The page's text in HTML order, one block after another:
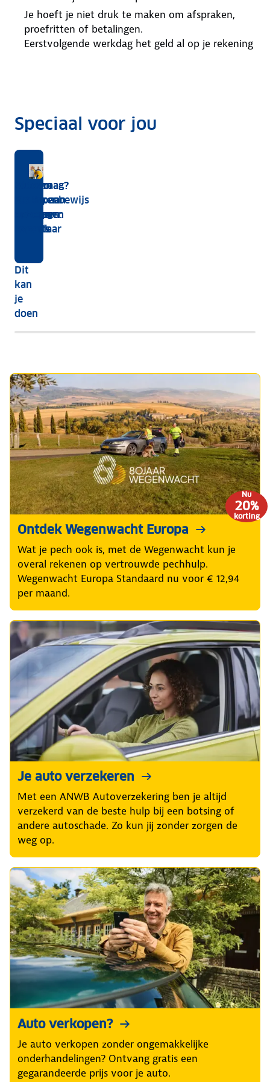
Je hoeft je niet druk te maken om afspraken,
proefritten of betalingen.
Eerstvolgende werkdag het geld al op je rekening
Speciaal voor jou
Je auto
online
verkopen:
Onderhoudsboekje
van
auto
wat
Dit
kan
je
doen
Zo gaan
opkopers
te werk
Nieuw
kentekenbewijs
aanvragen
verkopen
aan een
handelaar
Autovraag?
Stel 'm aan
experts
Autovraag?
Stel 'm aan
experts
Nu
20%
korting
Ontdek Wegenwacht Europa
Wat je pech ook is, met de Wegenwacht kun je
overal rekenen op vertrouwde pechhulp.
Wegenwacht Europa Standaard nu voor € 12,94
per maand.
Je auto verzekeren
Met een ANWB Autoverzekering ben je altijd
verzekerd van de beste hulp bij een botsing of
andere autoschade. Zo kun jij zonder zorgen de
weg op.
Auto verkopen?
Je auto verkopen zonder ongemakkelijke
onderhandelingen? Ontvang gratis een
gegarandeerde prijs voor je auto.